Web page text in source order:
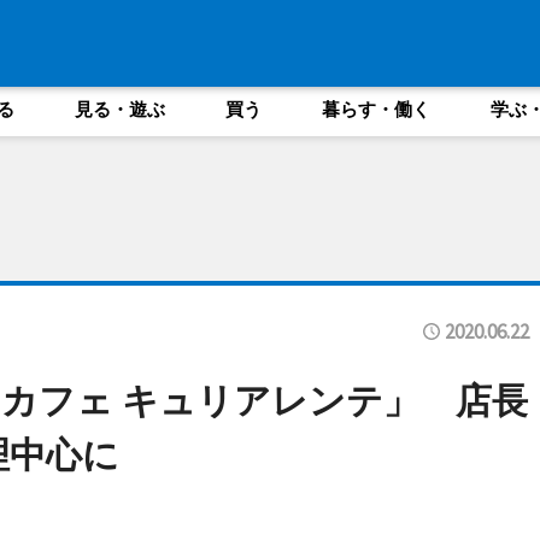
見る・遊ぶ 買う 暮らす・働く 学ぶ
2020.06.22
フェ キュリアレンテ」 店長
心に